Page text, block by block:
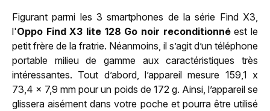
Figurant parmi les 3 smartphones de la série Find X3,
l'Oppo Find X3 lite 128 Go noir reconditionnéest le
petit frère de la fratrie. Néanmoins, il s’agit d’un téléphone
portable milieu de gamme aux caractéristiques très
intéressantes. Tout d’abord, l’appareil mesure 159,1 x
73,4 x 7,9 mm pour un poids de 172 g. Ainsi, l’appareil se
glissera aisément dans votre poche et pourra être utilisé